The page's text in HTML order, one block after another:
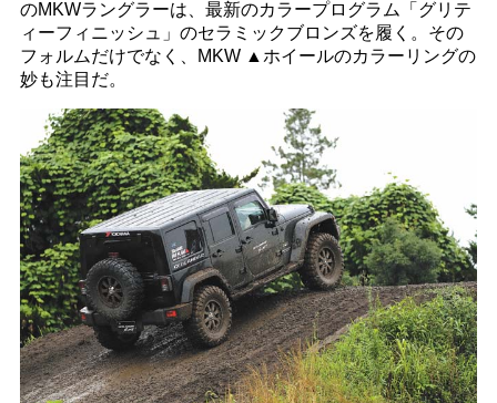
のMKWラングラーは、最新のカラープログラム「グリテ
ィーフィニッシュ」のセラミックブロンズを履く。その
フォルムだけでなく、MKW ▲ホイールのカラーリングの
妙も注目だ。